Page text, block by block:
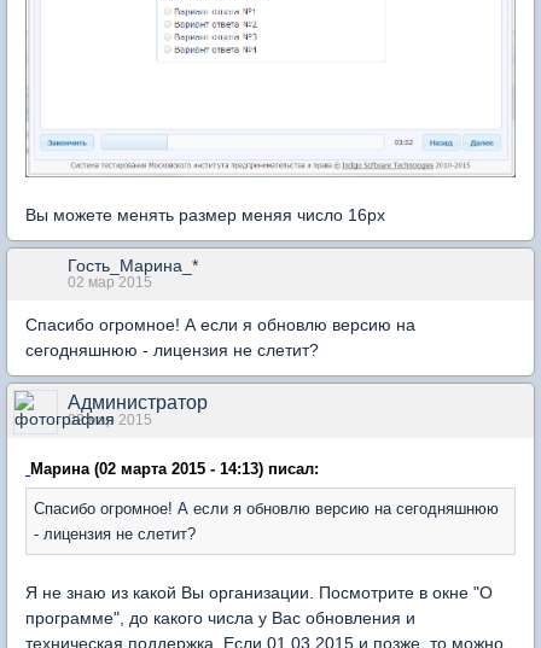
Вы можете менять размер меняя число 16px
Гость_Марина_*
02 мар 2015
Спасибо огромное! А если я обновлю версию на
сегодняшнюю - лицензия не слетит?
Администратор
02 мар 2015
Марина (02 марта 2015 - 14:13) писал:
Спасибо огромное! А если я обновлю версию на сегодняшнюю
- лицензия не слетит?
Я не знаю из какой Вы организации. Посмотрите в окне "О
программе", до какого числа у Вас обновления и
техническая поддержка. Если 01.03.2015 и позже, то можно